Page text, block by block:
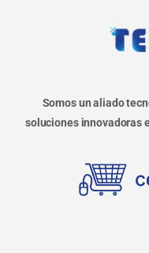
Somos un aliado
soluciones innovadoras